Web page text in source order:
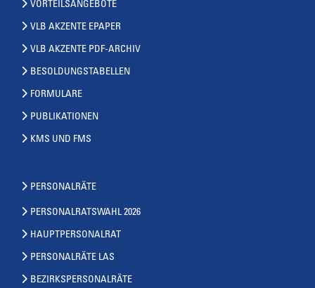
VORTEILSANGEBOTE
VLB AKZENTE EPAPER
VLB AKZENTE PDF-ARCHIV
BESOLDUNGSTABELLEN
FORMULARE
PUBLIKATIONEN
KMS UND FMS
PERSONALRÄTE
PERSONALRATSWAHL 2026
HAUPTPERSONALRAT
PERSONALRÄTE LAS
BEZIRKSPERSONALRÄTE